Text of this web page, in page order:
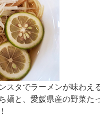
スタでラーメンが味わえ
麺と、愛媛県産の野菜た